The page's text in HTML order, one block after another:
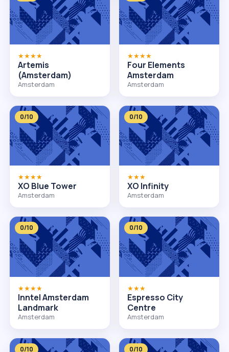
★★★★
Artemis
(Amsterdam)
Amsterdam
★★★★
Four Elements
Amsterdam
Amsterdam
0/10
★★★★
XO Blue Tower
Amsterdam
0/10
★★★
XO Infinity
Amsterdam
0/10
★★★★
Inntel Amsterdam
Landmark
Amsterdam
0/10
★★★
Espresso City
Centre
Amsterdam
0/10 0/10